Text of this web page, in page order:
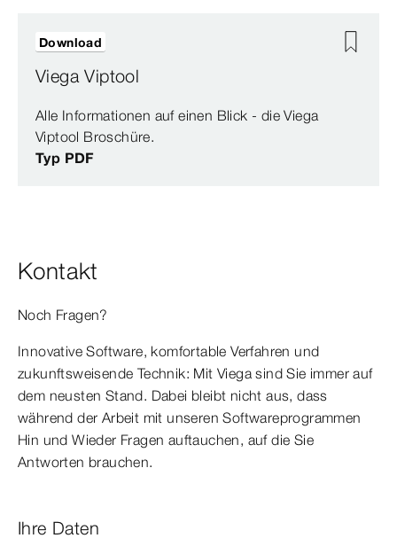
Viega Viptool
Alle Informationen auf einen Blick - die Viega
Viptool Broschüre.
Typ PDF
Download
Kontakt
Noch Fragen?
Innovative Software, komfortable Verfahren und
zukunftsweisende Technik: Mit Viega sind Sie immer auf
dem neusten Stand. Dabei bleibt nicht aus, dass
während der Arbeit mit unseren Softwareprogrammen
Hin und Wieder Fragen auftauchen, auf die Sie
Antworten brauchen.
Ihre Daten